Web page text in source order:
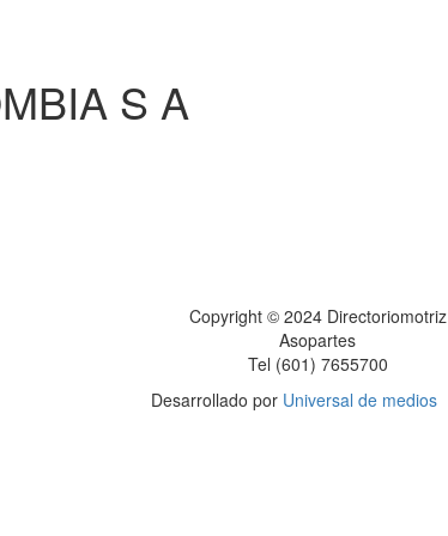
S A
Copyright © 2024 Directoriomotriz
Asopartes
Tel (601) 7655700
Desarrollado por Universal de medios